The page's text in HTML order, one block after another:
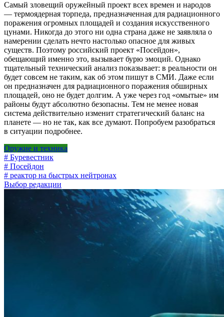
Самый зловещий оружейный проект всех времен и народов
— термоядерная торпеда, предназначенная для радиационного
поражения огромных площадей и создания искусственного
цунами. Никогда до этого ни одна страна даже не заявляла о
намерении сделать нечто настолько опасное для живых
существ. Поэтому российский проект «Посейдон»,
обещающий именно это, вызывает бурю эмоций. Однако
тщательный технический анализ показывает: в реальности он
будет совсем не таким, как об этом пишут в СМИ. Даже если
он предназначен для радиационного поражения обширных
площадей, оно не будет долгим. А уже через год «омытые» им
районы будут абсолютно безопасны. Тем не менее новая
система действительно изменит стратегический баланс на
планете — но не так, как все думают. Попробуем разобраться
в ситуации подробнее.
Оружие и техника
# Буревестник
# Посейдон
# реактор на быстрых нейтронах
Выбор редакции